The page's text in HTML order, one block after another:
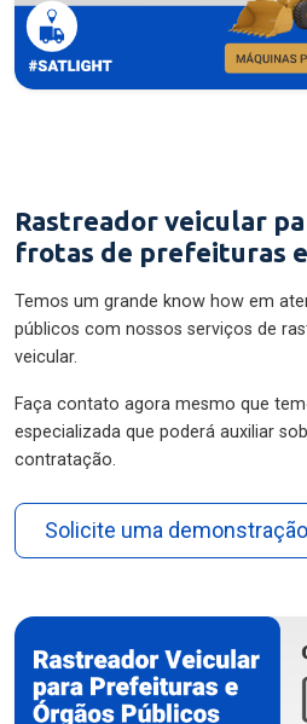
Rastreador veicular
frotas de prefeituras
Temos um grande know how em
públicos com nossos serviços de
veicular.
Faça contato agora mesmo que
especializada que poderá auxiliar
contratação.
Solicite uma demonstração